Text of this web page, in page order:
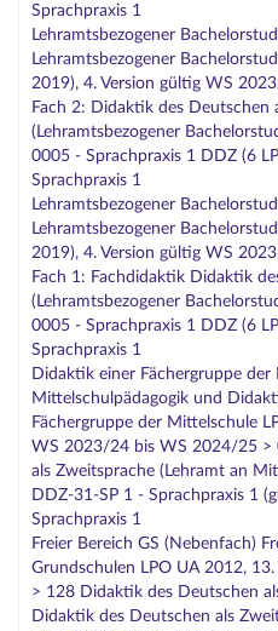
Sprachpraxis 1
Lehramtsbezogener
Lehramtsbezogener
2019), 4. Version gültig WS
Fach 2: Didaktik des Deutschen
(Lehramtsbezogener
0005 - Sprachpraxis 1 DDZ (6
Sprachpraxis 1
Lehramtsbezogener
Lehramtsbezogener
2019), 4. Version gültig WS
Fach 1: Fachdidaktik Didaktik
(Lehramtsbezogener
0005 - Sprachpraxis 1 DDZ (6
Sprachpraxis 1
Didaktik einer Fächergruppe der
Mittelschulpädagogik und
Fächergruppe der Mittelschule
WS 2023/24 bis WS 2024/25 >
als Zweitsprache (Lehramt an
DDZ-31-SP 1 - Sprachpraxis 1
Sprachpraxis 1
Freier Bereich GS (Nebenfach)
Grundschulen LPO UA 2012,
> 128 Didaktik des Deutschen
Didaktik des Deutschen als